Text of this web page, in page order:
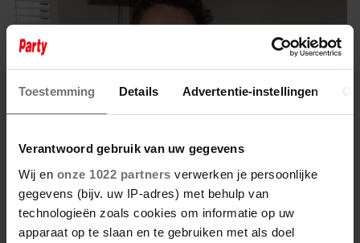
Toestemming Details Advertentie-instellingen
Verantwoord gebruik van uw gegevens
Wij en onze 1022 partners verwerken je persoonlijke
gegevens (bijv. uw IP-adres) met behulp van
technologieën zoals cookies om informatie op uw
apparaat op te slaan en te gebruiken met als doel
16 november 2023